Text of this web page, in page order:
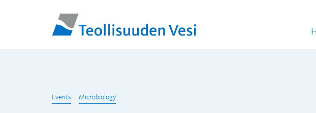
Events Microbiology